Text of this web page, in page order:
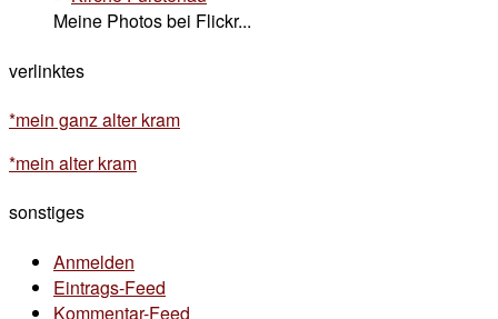
Meine Photos bei Flickr...
verlinktes
*mein ganz alter kram
*mein alter kram
sonstiges
Anmelden
Eintrags-Feed
Kommentar-Feed